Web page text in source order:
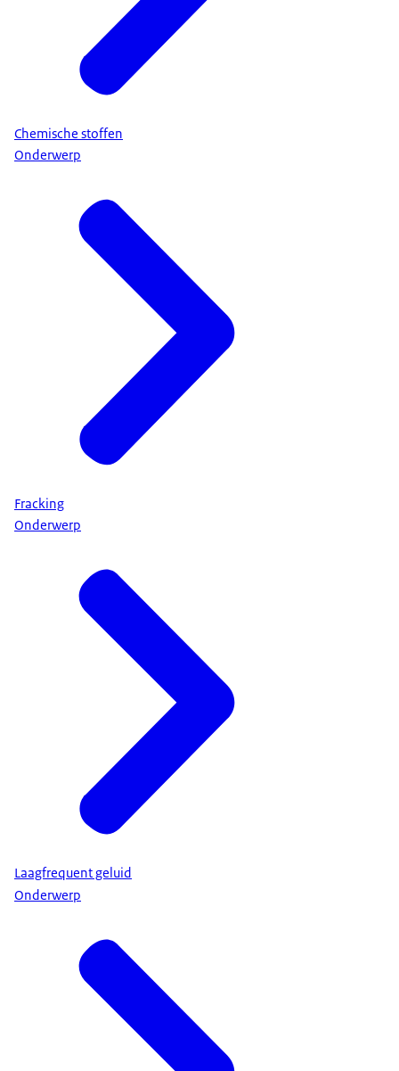
Chemische stoffen
Onderwerp
Fracking
Onderwerp
Laagfrequent geluid
Onderwerp